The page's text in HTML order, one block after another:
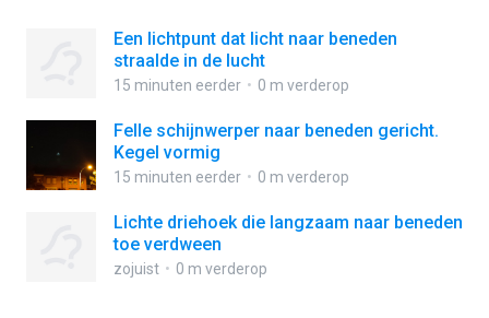
Een lichtpunt dat licht naar beneden
straalde in de lucht
15 minuten eerder 0 m verderop
Felle schijnwerper naar beneden gericht.
Kegel vormig
15 minuten eerder 0 m verderop
Lichte driehoek die langzaam naar beneden
toe verdween
zojuist 0 m verderop